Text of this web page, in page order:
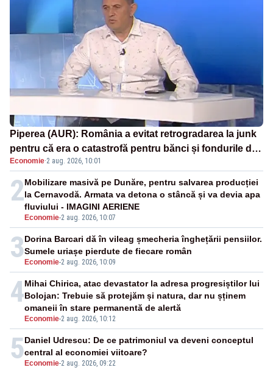
Piperea (AUR): România a evitat retrogradarea la junk
pentru că era o catastrofă pentru bănci și fondurile de
pensii
Economie·2 aug. 2026, 10:01
2
Economie-2 aug. 2026, 10:07
Mobilizare masivă pe Dunăre, pentru salvarea producției
la Cernavodă. Armata va detona o stâncă și va devia apa
fluviului - IMAGINI AERIENE
3 Economie-2 aug. 2026, 10:09
Dorina Barcari dă în vileag șmecheria înghețării pensiilor.
Sumele uriașe pierdute de fiecare român
4
Economie-2 aug. 2026, 10:12
Mihai Chirica, atac devastator la adresa progresiștilor lui
Bolojan: Trebuie să protejăm și natura, dar nu șținem
omaneii în stare permanentă de alertă
5 Economie-2 aug. 2026, 09:22
Daniel Udrescu: De ce patrimoniul va deveni conceptul
central al economiei viitoare?